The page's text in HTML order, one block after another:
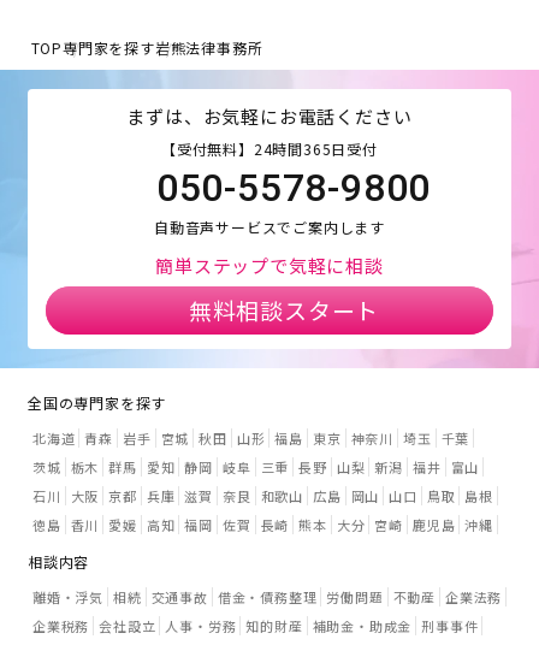
TOP専門家を探す岩熊法律事務所
まずは、お気軽にお電話ください
【受付無料】24時間365日受付
050-5578-9800
自動音声サービスでご案内します
簡単ステップで気軽に相談
無料相談スタート
全国の専門家を探す
北海道 青森 岩手 宮城 秋田 山形 福島 東京 神奈川 埼玉
千葉
茨城 栃木 群馬 愛知 静岡 岐阜 三重 長野 山梨 新潟 福井
富山
石川
大阪 京都 兵庫 滋賀 奈良 和歌山 広島 岡山 山口 鳥取
島根
徳島 香川 愛媛 高知 福岡 佐賀 長崎 熊本 大分 宮崎 鹿児島 沖縄
相談内容
離婚・浮気 相続 交通事故 借金・債務整理 労働問題 不動産 企業法務
企業税務 会社設立 人事・労務 知的財産 補助金・助成金 刑事事件